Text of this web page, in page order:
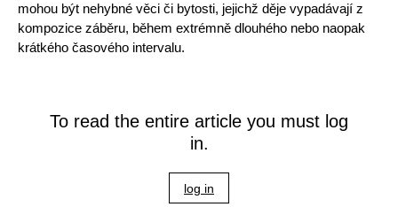
mohou být nehybné věci či bytosti, jejichž děje vypadávají z
kompozice záběru, během extrémně dlouhého nebo naopak
krátkého časového intervalu.
To read the entire article you must log
in.
log in